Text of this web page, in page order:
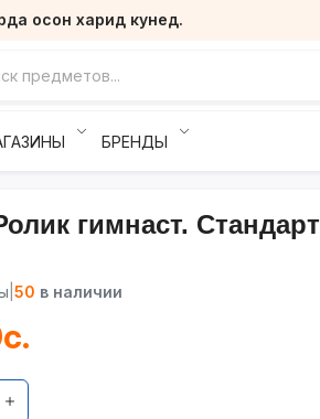
осон харид кунед.
БРЕНДЫ
гимнаст. Стандарт
50 в наличии